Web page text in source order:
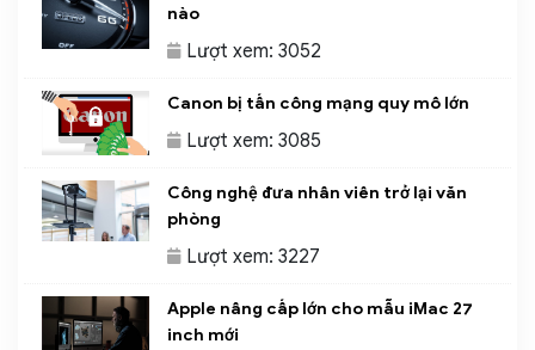
nào
Lượt xem: 3052
Canon bị tấn công mạng quy mô lớn
Lượt xem: 3085
Công nghệ đưa nhân viên trở lại văn
phòng
Lượt xem: 3227
Apple nâng cấp lớn cho mẫu iMac 27
inch mới